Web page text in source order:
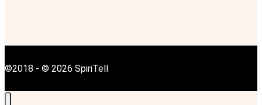
©2018 - © 2026 SpiriTell